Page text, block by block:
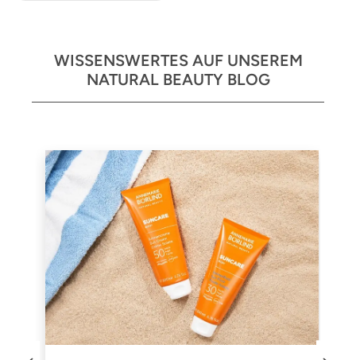
WISSENSWERTES AUF UNSEREM
NATURAL BEAUTY BLOG